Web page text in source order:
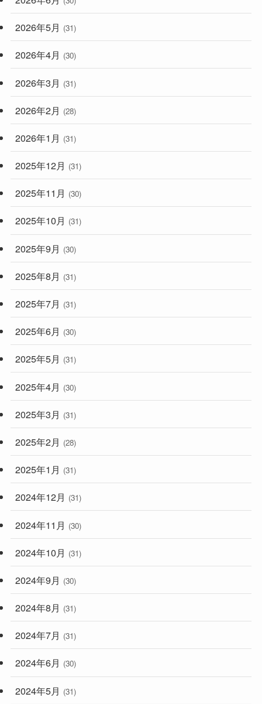
2026年5月 (31)
2026年4月 (30)
2026年3月 (31)
2026年2月 (28)
2026年1月 (31)
2025年12月 (31)
2025年11月 (30)
2025年10月 (31)
2025年9月 (30)
2025年8月 (31)
2025年7月 (31)
2025年6月 (30)
2025年5月 (31)
2025年4月 (30)
2025年3月 (31)
2025年2月 (28)
2025年1月 (31)
2024年12月 (31)
2024年11月 (30)
2024年10月 (31)
2024年9月 (30)
2024年8月 (31)
2024年7月 (31)
2024年6月 (30)
2024年5月 (31)